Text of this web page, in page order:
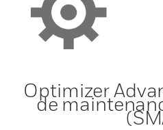
Optimizer
de